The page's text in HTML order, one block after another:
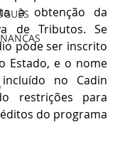
a obtenção da
de Tributos. Se
pode ser inscrito
Estado, e o nome
no Cadin
restrições para
do programa